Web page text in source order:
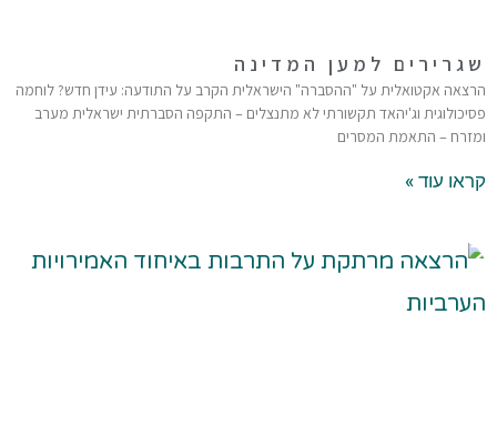
שגרירים למען המדינה
הרצאה אקטואלית על "ההסברה" הישראלית הקרב על התודעה: עידן חדש? לוחמה
פסיכולוגית וג'יהאד תקשורתי לא מתנצלים – התקפה הסברתית ישראלית מערב
ומזרח – התאמת המסרים
קראו עוד »